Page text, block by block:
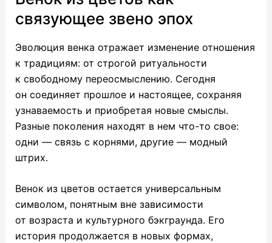
связующее звено эпох
Эволюция венка отражает изменение отношения
к традициям: от строгой ритуальности
к свободному переосмыслению. Сегодня
он соединяет прошлое и настоящее, сохраняя
узнаваемость и приобретая новые смыслы.
Разные поколения находят в нем что-то свое:
одни — связь с корнями, другие — модный
штрих.
Венок из цветов остается универсальным
символом, понятным вне зависимости
от возраста и культурного бэкграунда. Его
история продолжается в новых формах,